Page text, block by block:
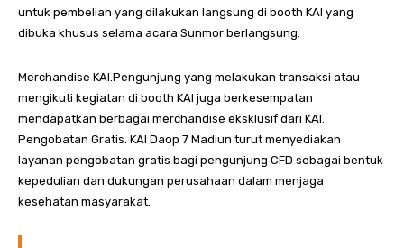
untuk pembelian yang dilakukan langsung di booth KAI yang
dibuka khusus selama acara Sunmor berlangsung.
Merchandise KAI.Pengunjung yang melakukan transaksi atau
mengikuti kegiatan di booth KAI juga berkesempatan
mendapatkan berbagai merchandise eksklusif dari KAI.
Pengobatan Gratis. KAI Daop 7 Madiun turut menyediakan
layanan pengobatan gratis bagi pengunjung CFD sebagai bentuk
kepedulian dan dukungan perusahaan dalam menjaga
kesehatan masyarakat.